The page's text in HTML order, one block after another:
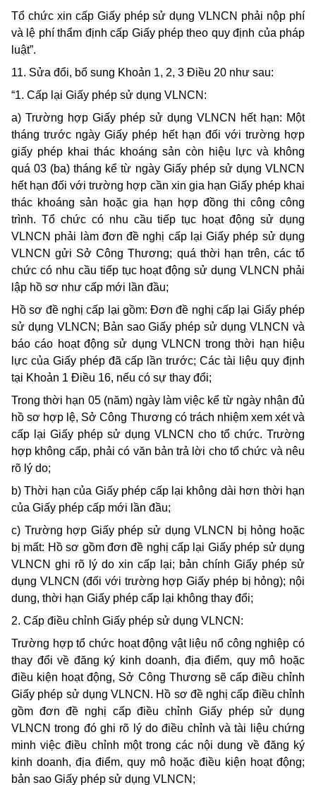
Tổ chức xin cấp Giấy phép sử dụng VLNCN phải nộp phí
và lệ phí thẩm định cấp Giấy phép theo quy định của pháp
luật”.
11. Sửa đổi, bổ sung Khoản 1, 2, 3 Điều 20 như sau:
“1. Cấp lại Giấy phép sử dụng VLNCN:
a) Trường hợp Giấy phép sử dụng VLNCN hết hạn: Một
tháng trước ngày Giấy phép hết hạn đối với trường hợp
giấy phép khai thác khoáng sản còn hiệu lực và không
quá 03 (ba) tháng kể từ ngày Giấy phép sử dụng VLNCN
hết hạn đối với trường hợp cần xin gia hạn Giấy phép khai
thác khoáng sản hoặc gia hạn hợp đồng thi công công
trình. Tổ chức có nhu cầu tiếp tục hoạt động sử dụng
VLNCN phải làm đơn đề nghị cấp lại Giấy phép sử dụng
VLNCN gửi Sở Công Thương; quá thời hạn trên, các tổ
chức có nhu cầu tiếp tục hoạt động sử dụng VLNCN phải
lập hồ sơ như cấp mới lần đầu;
Hồ sơ đề nghị cấp lại gồm: Đơn đề nghị cấp lại Giấy phép
sử dụng VLNCN; Bản sao Giấy phép sử dụng VLNCN và
báo cáo hoạt động sử dụng VLNCN trong thời hạn hiệu
lực của Giấy phép đã cấp lần trước; Các tài liệu quy định
tại Khoản 1 Điều 16, nếu có sự thay đổi;
Trong thời hạn 05 (năm) ngày làm việc kể từ ngày nhận đủ
hồ sơ hợp lệ, Sở Công Thương có trách nhiệm xem xét và
cấp lại Giấy phép sử dụng VLNCN cho tổ chức. Trường
hợp không cấp, phải có văn bản trả lời cho tổ chức và nêu
rõ lý do;
b) Thời hạn của Giấy phép cấp lại không dài hơn thời hạn
của Giấy phép cấp mới lần đầu;
c) Trường hợp Giấy phép sử dụng VLNCN bị hỏng hoặc
bị mất: Hồ sơ gồm đơn đề nghị cấp lại Giấy phép sử dụng
VLNCN ghi rõ lý do xin cấp lại; bản chính Giấy phép sử
dụng VLNCN (đối với trường hợp Giấy phép bị hỏng); nội
dung, thời hạn Giấy phép cấp lại không thay đổi;
2. Cấp điều chỉnh Giấy phép sử dụng VLNCN:
Trường hợp tổ chức hoạt động vật liệu nổ công nghiệp có
thay đổi về đăng ký kinh doanh, địa điểm, quy mô hoặc
điều kiện hoạt động, Sở Công Thương sẽ cấp điều chỉnh
Giấy phép sử dụng VLNCN. Hồ sơ đề nghị cấp điều chỉnh
gồm đơn đề nghị cấp điều chỉnh Giấy phép sử dụng
VLNCN trong đó ghi rõ lý do điều chỉnh và tài liệu chứng
minh việc điều chỉnh một trong các nội dung về đăng ký
kinh doanh, địa điểm, quy mô hoặc điều kiện hoạt động;
bản sao Giấy phép sử dụng VLNCN;